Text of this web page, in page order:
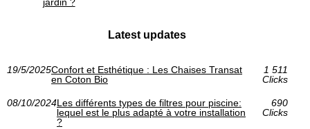
jardin ?
Latest updates
19/5/2025Confort et Esthétique : Les Chaises Transat
en Coton Bio
1 511
Clicks
08/10/2024Les différents types de filtres pour piscine:
lequel est le plus adapté à votre installation
?
690
Clicks